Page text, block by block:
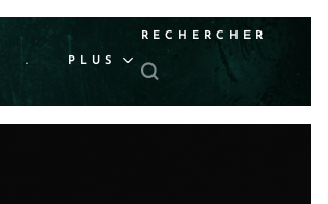
. PLUS
RECHERCHER